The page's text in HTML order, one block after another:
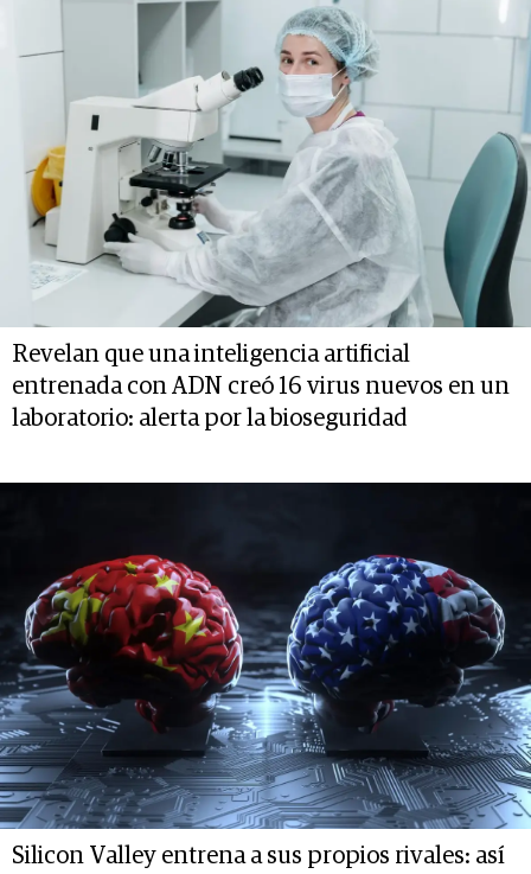
Revelan que una inteligencia artificial
entrenada con ADN creó 16 virus nuevos en un
laboratorio: alerta por la bioseguridad
Silicon Valley entrena a sus propios rivales: así